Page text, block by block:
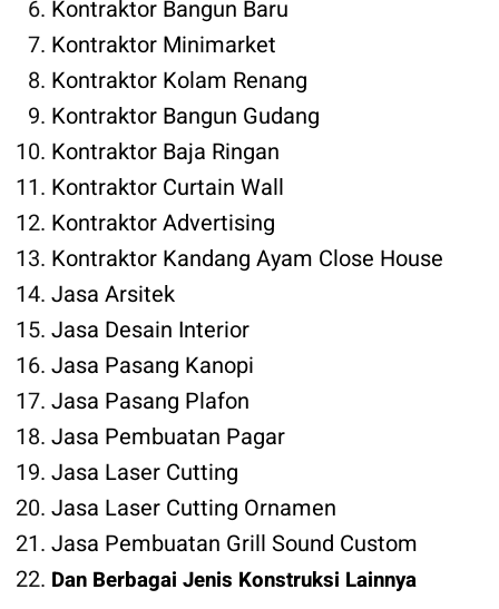
Kontraktor Bangun Baru
Kontraktor Minimarket
Kontraktor Kolam Renang
Kontraktor Bangun Gudang
Kontraktor Baja Ringan
Kontraktor Curtain Wall
Kontraktor Advertising
Kontraktor Kandang Ayam Close House
Jasa Arsitek
Jasa Desain Interior
Jasa Pasang Kanopi
Jasa Pasang Plafon
Jasa Pembuatan Pagar
Jasa Laser Cutting
Jasa Laser Cutting Ornamen
Jasa Pembuatan Grill Sound Custom
Dan Berbagai Jenis Konstruksi Lainnya